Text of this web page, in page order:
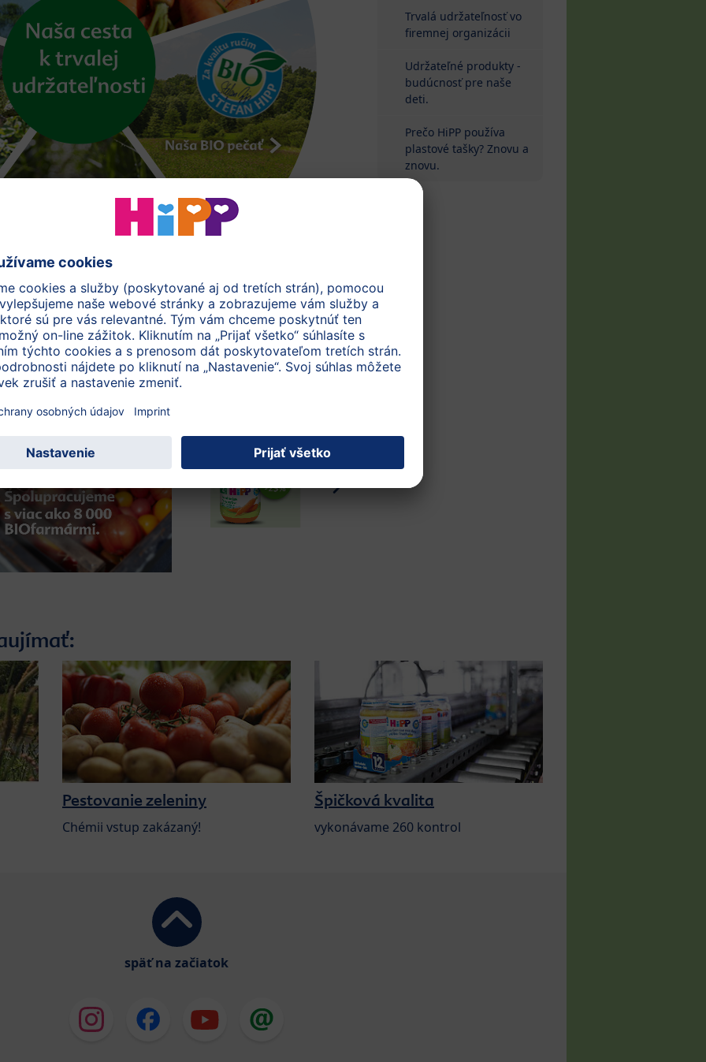
sme už dokázali:
Trvalá udržateľnosť vo
firemnej organizácii
Udržateľné produkty -
budúcnosť pre naše
deti.
Prečo HiPP používa
plastové tašky? Znovu a
znovu.
Pestovanie zeleniny
Chémii vstup zakázaný!
Špičková kvalita
vykonávame 260 kontrol
späť na začiatok